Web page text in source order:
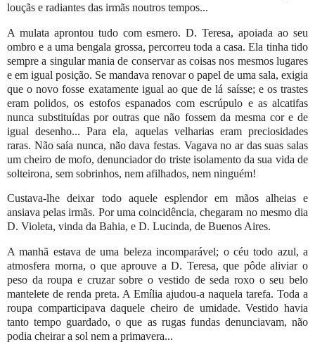
louçãs e radiantes das irmãs noutros tempos...
A mulata aprontou tudo com esmero. D. Teresa, apoiada ao seu
ombro e a uma bengala grossa, percorreu toda a casa. Ela tinha tido
sempre a singular mania de conservar as coisas nos mesmos lugares
e em igual posição. Se mandava renovar o papel de uma sala, exigia
que o novo fosse exatamente igual ao que de lá saísse; e os trastes
eram polidos, os estofos espanados com escrúpulo e as alcatifas
nunca substituídas por outras que não fossem da mesma cor e de
igual desenho... Para ela, aquelas velharias eram preciosidades
raras. Não saía nunca, não dava festas. Vagava no ar das suas salas
um cheiro de mofo, denunciador do triste isolamento da sua vida de
solteirona, sem sobrinhos, nem afilhados, nem ninguém!
Custava-lhe deixar todo aquele esplendor em mãos alheias e
ansiava pelas irmãs. Por uma coincidência, chegaram no mesmo dia
D. Violeta, vinda da Bahia, e D. Lucinda, de Buenos Aires.
A manhã estava de uma beleza incomparável; o céu todo azul, a
atmosfera morna, o que aprouve a D. Teresa, que pôde aliviar o
peso da roupa e cruzar sobre o vestido de seda roxo o seu belo
mantelete de renda preta. A Emília ajudou-a naquela tarefa. Toda a
roupa comparticipava daquele cheiro de umidade. Vestido havia
tanto tempo guardado, o que as rugas fundas denunciavam, não
podia cheirar a sol nem a primavera...